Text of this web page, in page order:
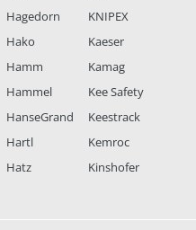
Hagedorn
Hako
Hamm
Hammel
HanseGrand
Hartl
Hatz
KNIPEX
Kaeser
Kamag
Kee Safety
Keestrack
Kemroc
Kinshofer